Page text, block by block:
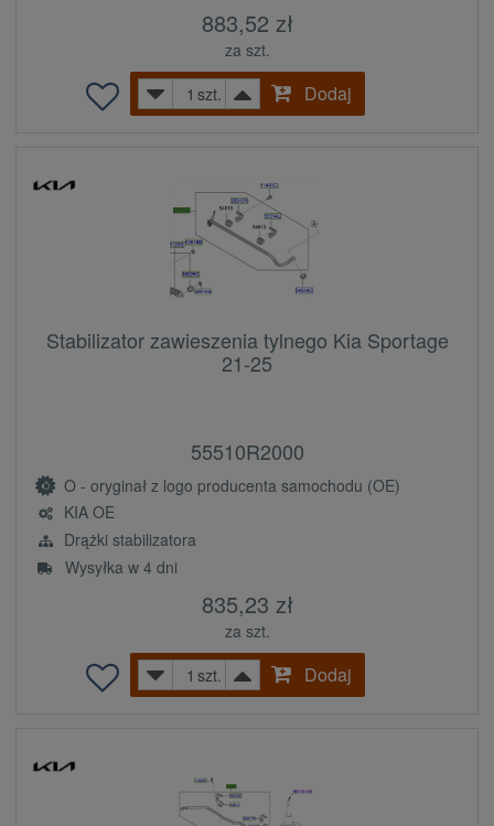
883,52 zł
za szt.
szt.
Dodaj
Stabilizator zawieszenia tylnego Kia Sportage
21-25
55510R2000
O - oryginał z logo producenta samochodu (OE)
KIA OE
Drążki stabilizatora
Wysyłka w 4 dni
835,23 zł
za szt.
szt.
Dodaj